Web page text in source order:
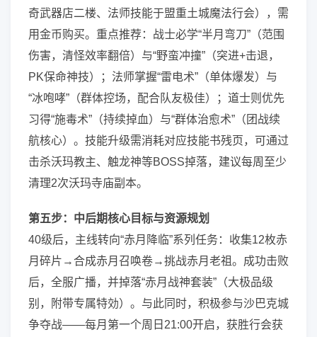
奇武器店二楼、法师技能于盟重土城魔法行会），需
用金币购买。重点推荐：战士必学“半月弯刀”（范围
伤害，清怪效率翻倍）与“野蛮冲撞”（突进+击退，
PK保命神技）；法师掌握“雷电术”（单体爆发）与
“冰咆哮”（群体控场，配合队友极佳）；道士则优先
习得“施毒术”（持续掉血）与“群体治愈术”（团战续
航核心）。技能升级需消耗对应技能书残页，可通过
击杀沃玛教主、触龙神等BOSS掉落，建议每周至少
清理2次沃玛寺庙副本。
第五步：中后期核心目标与资源规划
40级后，主线转向“赤月降临”系列任务：收集12枚赤
月碎片→合成赤月召唤卷→挑战赤月老祖。成功击败
后，全服广播，并掉落“赤月战神套装”（大极品级
别，附带专属特効）。与此同时，积极参与沙巴克城
争夺战——每月第一个周日21:00开启，获胜行会获